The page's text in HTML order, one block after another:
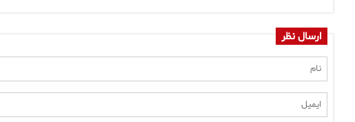
ارسال نظر